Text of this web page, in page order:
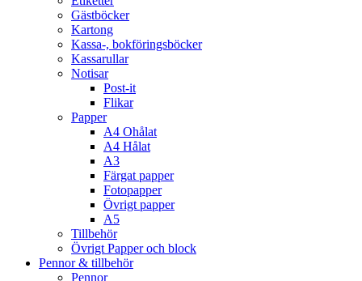
Gästböcker
Kartong
Kassa-, bokföringsböcker
Kassarullar
Notisar
Post-it
Flikar
Papper
A4 Ohålat
A4 Hålat
A3
Färgat papper
Fotopapper
Övrigt papper
A5
Tillbehör
Övrigt Papper och block
Pennor & tillbehör
Pennor